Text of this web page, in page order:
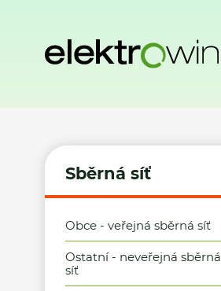
Sběrná síť
Obce - veřejná sběrná síť
Ostatní - neveřejná sběrná
síť